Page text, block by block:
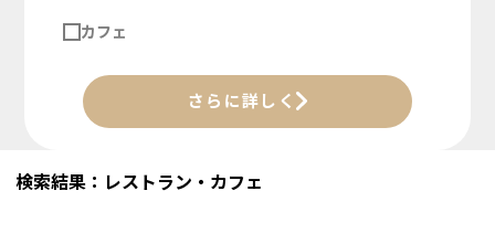
カフェ
さらに詳しく
検索結果：レストラン・カフェ